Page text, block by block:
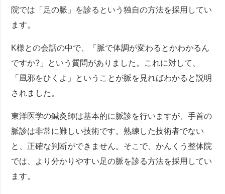
院では「足の脈」を診るという独自の方法を採用してい
ます。
K様との会話の中で、「脈で体調が変わるとかわかるん
ですか?」という質問がありました。これに対して、
「風邪をひくよ」ということが脈を見ればわかると説明
されました。
東洋医学の鍼灸師は基本的に脈診を行いますが、手首の
脈診は非常に難しい技術です。熟練した技術者でない
と、正確な判断ができません。そこで、かんくう整体院
では、より分かりやすい足の脈を診る方法を採用してい
ます。